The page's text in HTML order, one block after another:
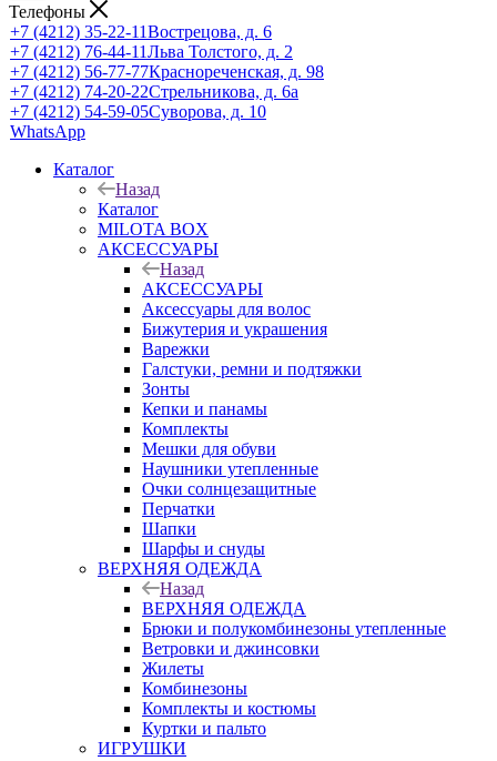
Телефоны
+7 (4212) 35-22-11Вострецова, д. 6
+7 (4212) 76-44-11Льва Толстого, д. 2
+7 (4212) 56-77-77Краснореченская, д. 98
+7 (4212) 74-20-22Стрельникова, д. 6а
+7 (4212) 54-59-05Суворова, д. 10
WhatsApp
Каталог
Назад
Каталог
MILOTA BOX
АКСЕССУАРЫ
Назад
АКСЕССУАРЫ
Аксессуары для волос
Бижутерия и украшения
Варежки
Галстуки, ремни и подтяжки
Зонты
Кепки и панамы
Комплекты
Мешки для обуви
Наушники утепленные
Очки солнцезащитные
Перчатки
Шапки
Шарфы и снуды
ВЕРХНЯЯ ОДЕЖДА
Назад
ВЕРХНЯЯ ОДЕЖДА
Брюки и полукомбинезоны утепленные
Ветровки и джинсовки
Жилеты
Комбинезоны
Комплекты и костюмы
Куртки и пальто
ИГРУШКИ